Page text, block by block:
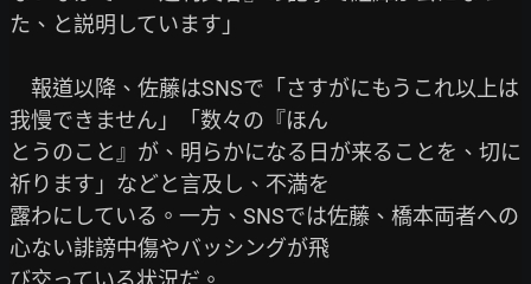
た、と説明しています」
報道以降、佐藤はSNSで「さすがにもうこれ以上は
我慢できません」「数々の『ほん
とうのこと』が、明らかになる日が来ることを、切に
祈ります」などと言及し、不満を
露わにしている。一方、SNSでは佐藤、橋本両者への
心ない誹謗中傷やバッシングが飛